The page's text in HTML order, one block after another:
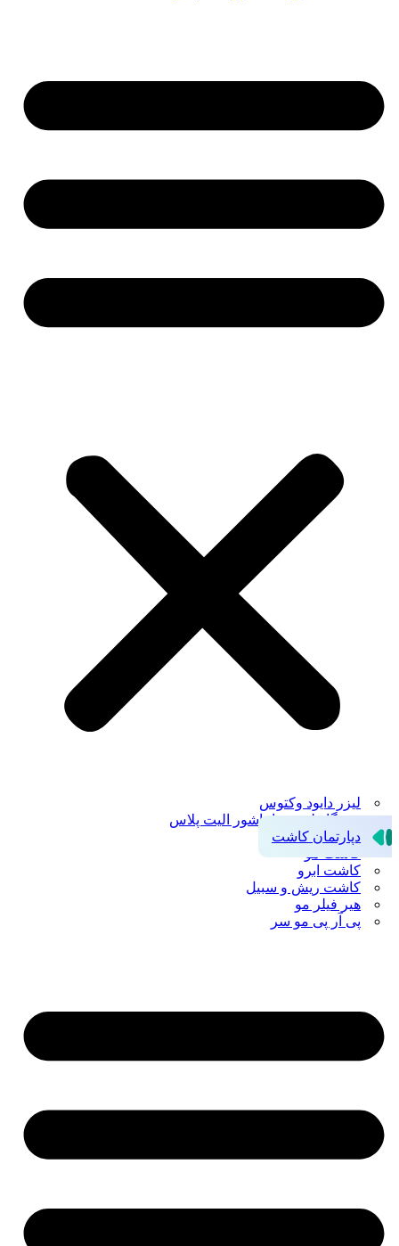
لیزر دایود وکتوس
دستگاه لیزر سایناشور الیت پلاس
دپارتمان کاشت
کاشت ابرو
کاشت ریش و سبیل
هیر فیلر مو
پی آر پی مو سر